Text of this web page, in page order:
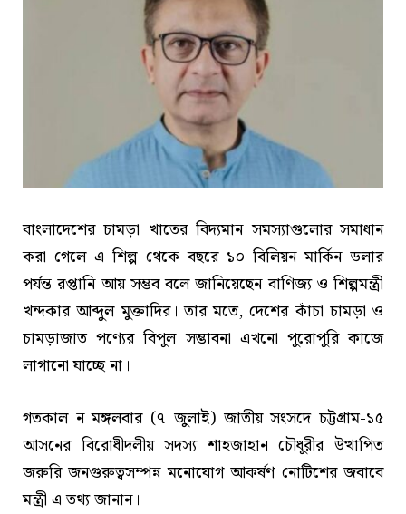
বাংলাদেশের চামড়া খাতের বিদ্যমান সমস্যাগুলোর সমাধান
করা গেলে এ শিল্প থেকে বছরে ১০ বিলিয়ন মার্কিন ডলার
পর্যন্ত রপ্তানি আয় সম্ভব বলে জানিয়েছেন বাণিজ্য ও শিল্পমন্ত্রী
খন্দকার আব্দুল মুক্তাদির। তার মতে, দেশের কাঁচা চামড়া ও
চামড়াজাত পণ্যের বিপুল সম্ভাবনা এখনো পুরোপুরি কাজে
লাগানো যাচ্ছে না।
গতকাল ন মঙ্গলবার (৭ জুলাই) জাতীয় সংসদে চট্টগ্রাম-১৫
আসনের বিরোধীদলীয় সদস্য শাহজাহান চৌধুরীর উত্থাপিত
জরুরি জনগুরুত্বসম্পন্ন মনোযোগ আকর্ষণ নোটিশের জবাবে
মন্ত্রী এ তথ্য জানান।